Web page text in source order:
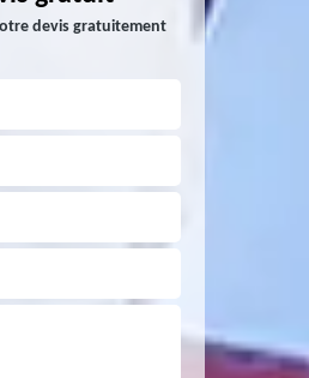
devis gratuitement